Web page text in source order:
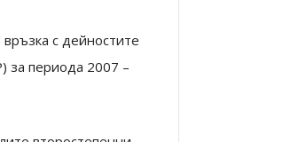
с дейностите
за периода 2007 –